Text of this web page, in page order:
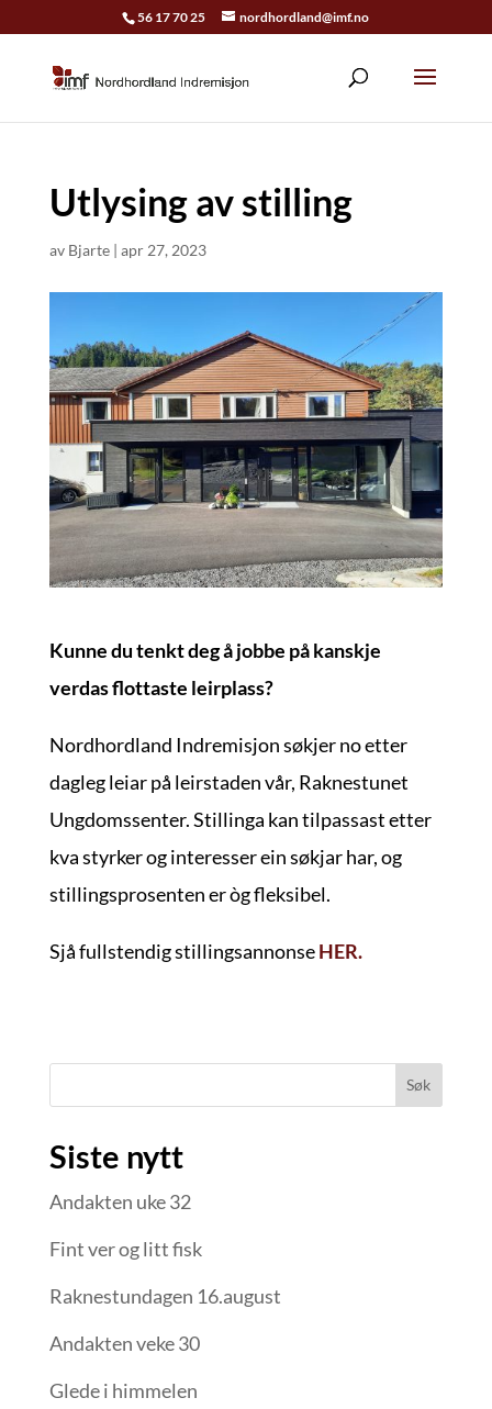
56 17 70 25 nordhordland@imf.no
Utlysing av stilling
av Bjarte| apr 27, 2023
Kunne du tenkt deg å jobbe på kanskje
verdas flottaste leirplass?
Nordhordland Indremisjon søkjer no etter
dagleg leiar på leirstaden vår, Raknestunet
Ungdomssenter. Stillinga kan tilpassast etter
kva styrker og interesser ein søkjar har, og
stillingsprosenten er òg fleksibel.
Sjå fullstendig stillingsannonseHER.
Søk
Siste nytt
Andakten uke 32
Fint ver og litt fisk
Raknestundagen 16.august
Andakten veke 30
Glede i himmelen